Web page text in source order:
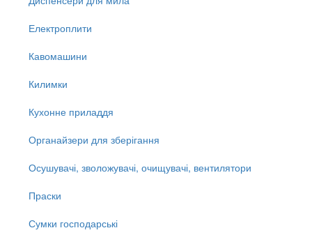
Електроплити
Кавомашини
Килимки
Кухонне приладдя
Органайзери для зберігання
Осушувачі, зволожувачі, очищувачі, вентилятори
Праски
Сумки господарські